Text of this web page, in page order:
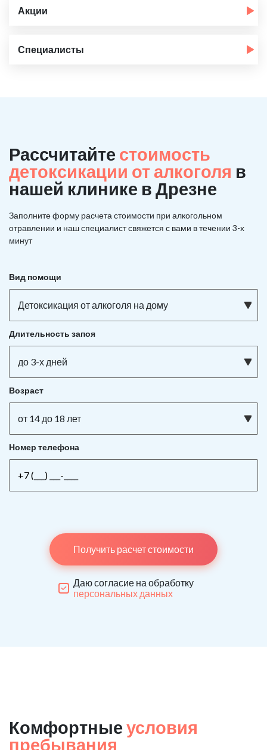
Акции
Специалисты
Рассчитайте стоимость
детоксикации от алкоголя в
нашей клинике в Дрезне
Заполните форму расчета стоимости при алкогольном
отравлении и наш специалист свяжется с вами в течении 3-х
минут
Вид помощи
Детоксикация от алкоголя на дому
Длительность запоя
до 3-х дней
Возраст
от 14 до 18 лет
Номер телефона
Получить расчет стоимости
Даю согласие на обработку
персональных данных
Комфортные условия
пребывания